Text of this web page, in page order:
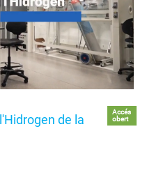
de la
Accés
obert